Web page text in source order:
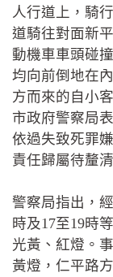
人行道上，騎
道騎往對面新
動機車車頭碰
均向前倒地在
方而來的自小
市政府警察局
依過失致死罪
責任歸屬待釐清
警察局指出，
時及17至19時
光黃、紅燈。
黃燈，仁平路